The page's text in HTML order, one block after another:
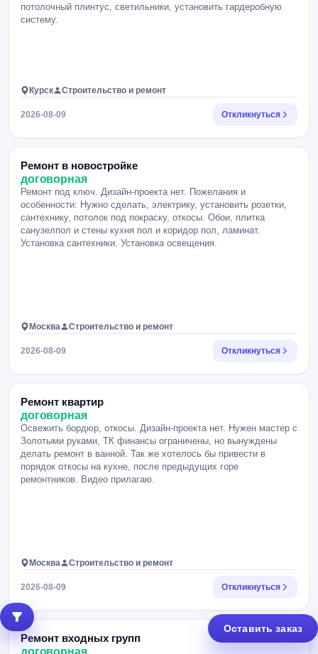
потолочный плинтус, светильники, установить гардеробную
систему.
Курск Строительство и ремонт
2026-08-09 Откликнуться
Ремонт в новостройке
договорная
Ремонт под ключ. Дизайн-проекта нет. Пожелания и
особенности: Нужно сделать, электрику, установить розетки,
сантехнику, потолок под покраску, откосы. Обои, плитка
санузелпол и стены кухня пол и коридор пол, ламинат.
Установка сантехники. Установка освещения.
Москва Строительство и ремонт
2026-08-09 Откликнуться
Ремонт квартир
договорная
Освежить бордюр, откосы. Дизайн-проекта нет. Нужен мастер с
Золотыми руками, ТК финансы ограничены, но вынуждены
делать ремонт в ванной. Так же хотелось бы привести в
порядок откосы на кухне, после предыдущих горе
ремонтников. Видео прилагаю.
Москва Строительство и ремонт
2026-08-09 Откликнуться
Ремонт входных групп
договорная
Оставить заказ